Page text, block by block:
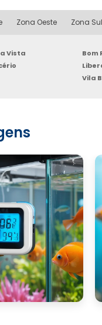
Zona Oeste Zona Sul
Vista Bom
Vila